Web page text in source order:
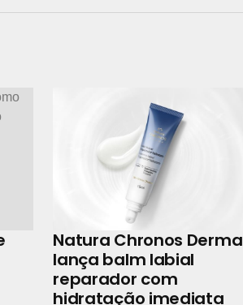
Natura Chronos Derma
lança balm labial
reparador com
hidratação imediata